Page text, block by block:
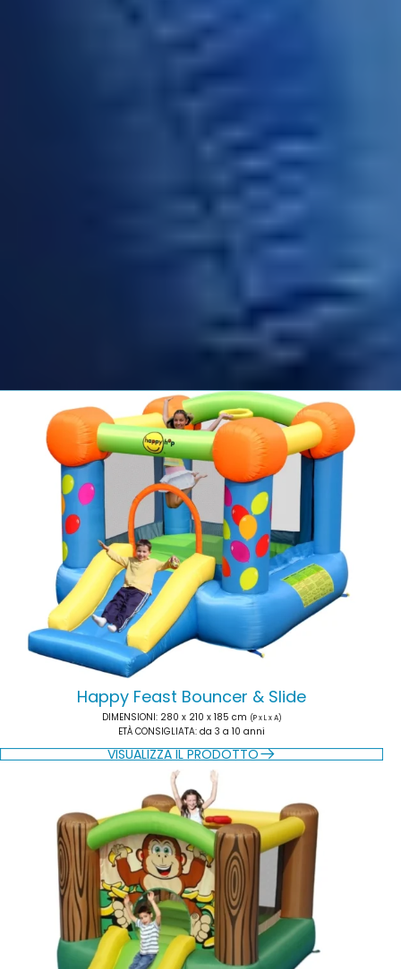
Happy Feast Bouncer & Slide
DIMENSIONI: 280 x 210 x 185 cm (P x L x A)
ETÀ CONSIGLIATA: da 3 a 10 anni
VISUALIZZA IL PRODOTTO